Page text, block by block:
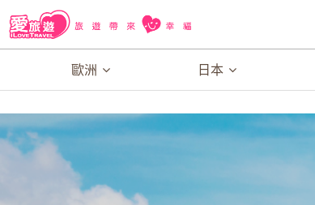
歐洲 日本